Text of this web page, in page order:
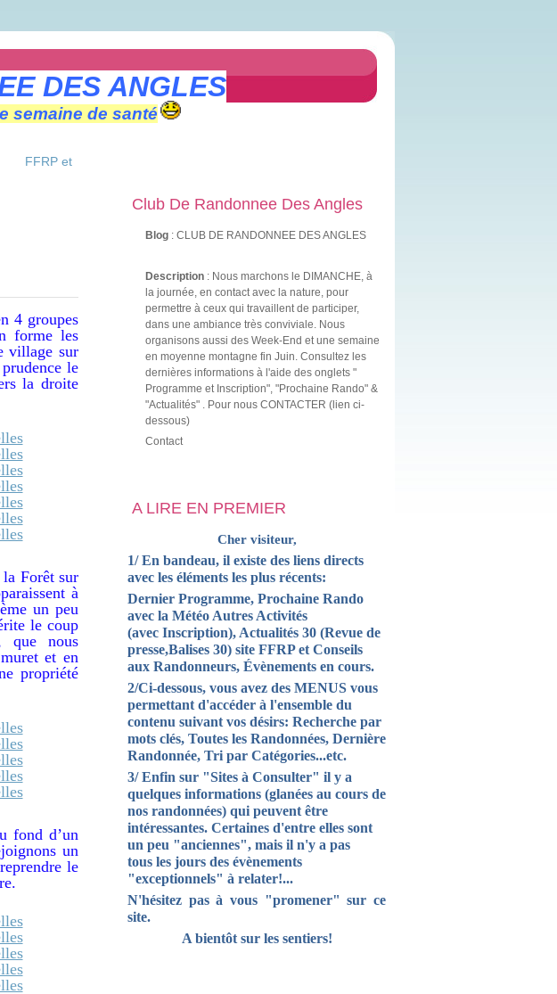
DES ANGLES
semaine de santé
FFRP et
4 groupes
forme les
village sur
le
la droite
Forêt sur
à
un peu
le coup
que nous
et en
propriété
fond d’un
un
le
Club De Randonnee Des Angles
Blog : CLUB DE RANDONNEE DES ANGLES
Description : Nous marchons le DIMANCHE, à
la journée, en contact avec la nature, pour
permettre à ceux qui travaillent de participer,
dans une ambiance très conviviale. Nous
organisons aussi des Week-End et une semaine
en moyenne montagne fin Juin. Consultez les
dernières informations à l'aide des onglets "
Programme et Inscription", "Prochaine Rando" &
"Actualités" . Pour nous CONTACTER (lien ci-
dessous)
Contact
A LIRE EN PREMIER
Cher visiteur,
1/ En bandeau, il existe des liens directs
avec les éléments les plus récents:
Dernier Programme, Prochaine Rando
avec la Météo Autres Activités
(avec Inscription), Actualités 30 (Revue de
presse,Balises 30) site FFRP et Conseils
aux Randonneurs, Évènements en cours.
2/Ci-dessous, vous avez des MENUS vous
permettant d'accéder à l'ensemble du
contenu suivant vos désirs: Recherche par
mots clés, Toutes les Randonnées, Dernière
Randonnée, Tri par Catégories...etc.
3/ Enfin sur "Sites à Consulter" il y a
quelques informations (glanées au cours de
nos randonnées) qui peuvent être
intéressantes. Certaines d'entre elles sont
un peu "anciennes", mais il n'y a pas
tous les jours des évènements
"exceptionnels" à relater!...
N'hésitez pas à vous "promener" sur ce
site.
A bientôt sur les sentiers!